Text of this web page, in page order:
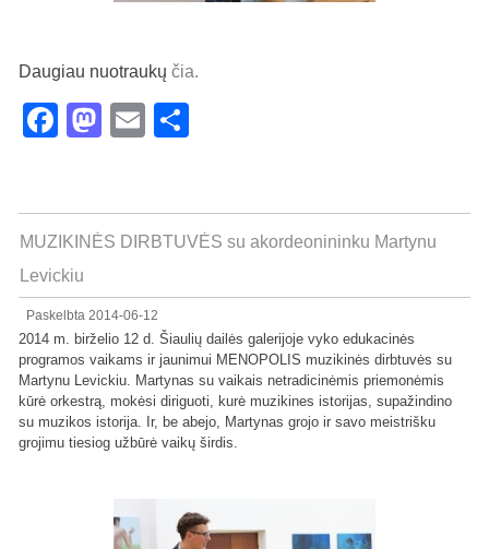
Daugiau nuotraukųčia.
FacebookMastodon
Email
MUZIKINĖS DIRBTUVĖS su akordeonininku Martynu
Levickiu
Paskelbta 2014-06-12
2014 m. birželio 12 d. Šiaulių dailės galerijoje vyko edukacinės
programos vaikams ir jaunimui MENOPOLIS muzikinės dirbtuvės su
Martynu Levickiu. Martynas su vaikais netradicinėmis priemonėmis
kūrė orkestrą, mokėsi diriguoti, kurė muzikines istorijas, supažindino
su muzikos istorija. Ir, be abejo, Martynas grojo ir savo meistrišku
grojimu tiesiog užbūrė vaikų širdis.